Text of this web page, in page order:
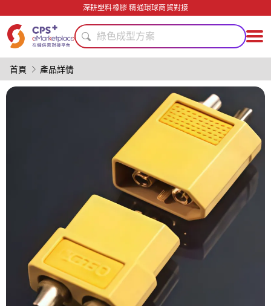
深耕塑料橡膠 精通環球商貿對接
高阻隔
綠色成型方案
耐高溫
數字化生產
自動化
高阻隔
模具
綠色成型方案
耐高溫
表面處理
PET
PP
首頁 產品詳情